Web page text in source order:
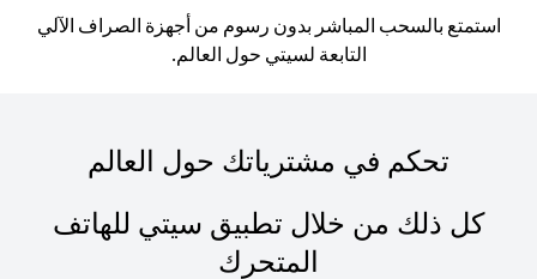
استمتع بالسحب المباشر بدون رسوم من أجهزة الصراف الآلي
التابعة لسيتي حول العالم.
تحكم في مشترياتك حول العالم
كل ذلك من خلال تطبيق سيتي للهاتف
المتحرك